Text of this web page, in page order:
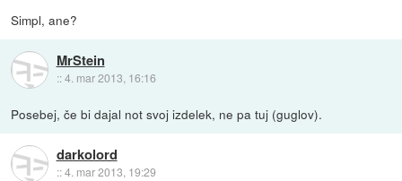
Simpl, ane?
MrStein
::4. mar 2013, 16:16
Posebej, če bi dajal not svoj izdelek, ne pa tuj (guglov).
darkolord
::4. mar 2013, 19:29